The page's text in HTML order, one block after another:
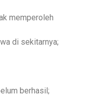
memperoleh
di sekitarnya;
berhasil;